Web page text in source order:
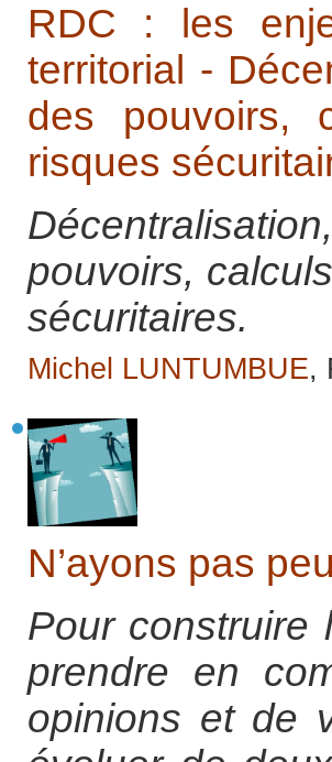
RDC : les
territorial -
des pouvoirs,
risques
pouvoirs,
sécuritaires.
Michel LUNTUMBUE,
N’ayons pas
Pour construire
prendre en
opinions et de